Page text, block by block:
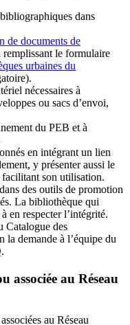
dans
de documents de
remplissant le formulaire
urbaines du
nécessaires à
ou sacs d’envoi,
du PEB et à
en intégrant un lien
y présenter aussi le
son utilisation.
des outils de promotion
La bibliothèque qui
en respecter l’intégrité.
Catalogue des
la demande à l’équipe du
associée au Réseau
au Réseau